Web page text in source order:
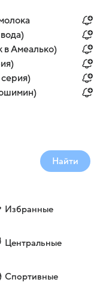
Амеалько)
Найти
Избранные
Центральные
Спортивные